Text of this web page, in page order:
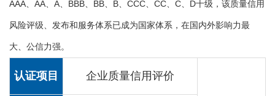
AAA、AA、A、BBB、BB、B、CCC、CC、C、D十级，该质量信用
风险评级、发布和服务体系已成为国家体系，在国内外影响力最
大、公信力强。
认证项目 企业质量信用评价